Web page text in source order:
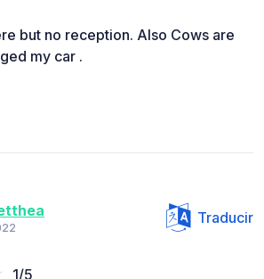
but no reception. Also Cows are
my car .
Traducir
1/5